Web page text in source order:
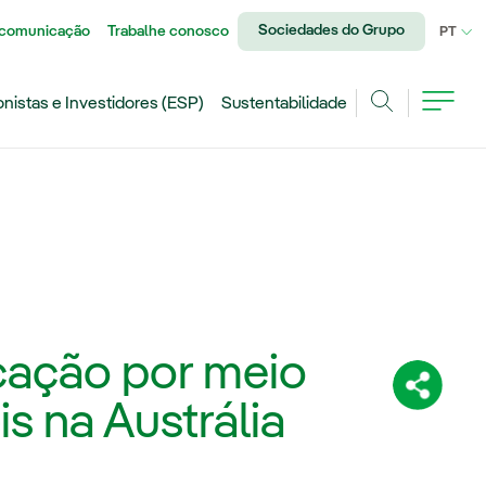
Trabalhe conosco Sociedades do Grupo PT
e Investidores (ESP)
Sustentabilidade
por meio
na Austrália